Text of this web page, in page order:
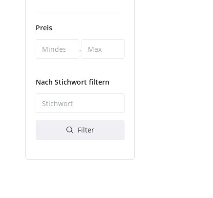
Preis
-
Nach Stichwort filtern
Filter